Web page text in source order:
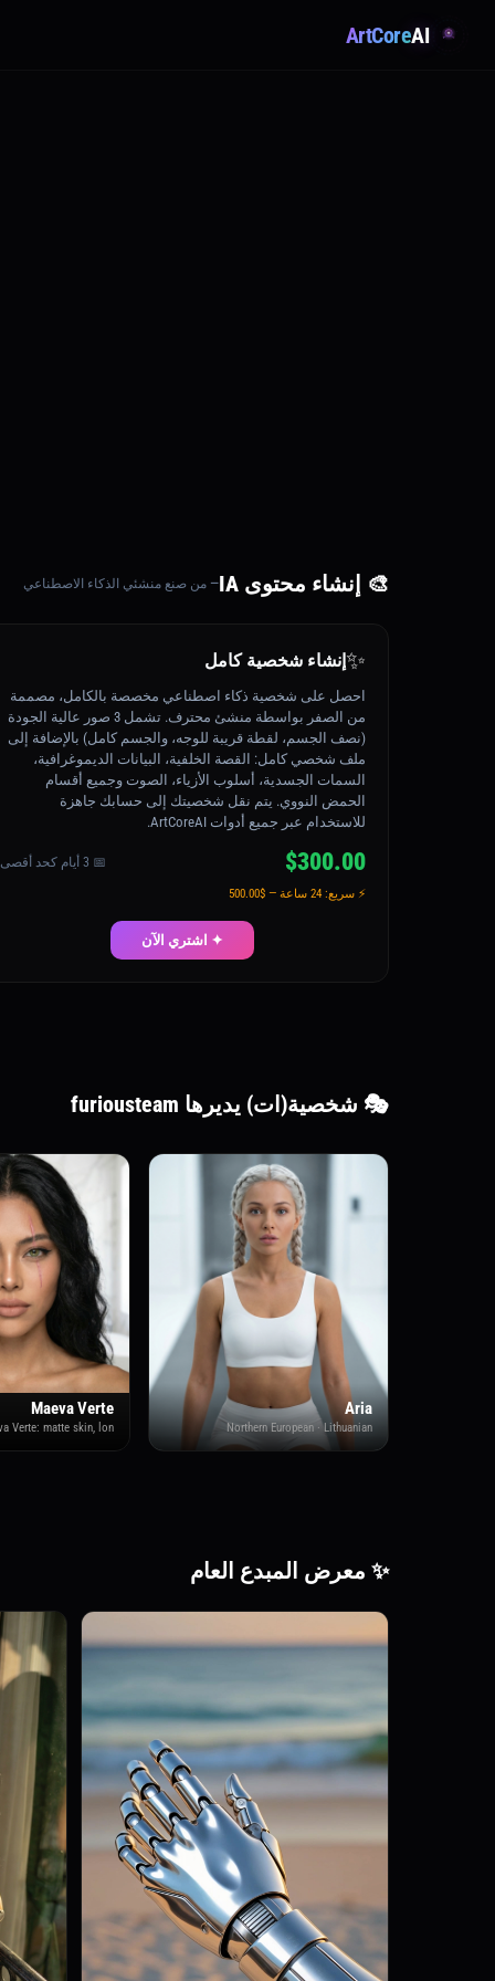
ArtCoreAI
🎨 إنشاء محتوى IA — من صنع منشئي الذكاء الاصطناعي
✨إنشاء شخصية كامل
احصل على شخصية ذكاء اصطناعي مخصصة بالكامل، مصممة
من الصفر بواسطة منشئ محترف. تشمل 3 صور عالية الجودة
(نصف الجسم، لقطة قريبة للوجه، والجسم كامل) بالإضافة إلى
ملف شخصي كامل: القصة الخلفية، البيانات الديموغرافية،
السمات الجسدية، أسلوب الأزياء، الصوت وجميع أقسام
الحمض النووي. يتم نقل شخصيتك إلى حسابك جاهزة
للاستخدام عبر جميع أدوات ArtCoreAI.
$300.00 📅 3 أيام كحد أقصى
⚡ سريع: 24 ساعة — $500.00
✦ اشتري الآن
🎭 شخصية(ات) يديرها furiousteam
Aria
Northern European · Lithuanian
Maeva Verte
✨ معرض المبدع العام